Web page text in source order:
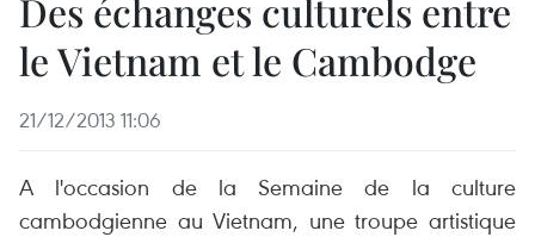
Des échanges culturels entre
le Vietnam et le Cambodge
21/12/2013 11:06
A l'occasion de la Semaine de la culture
cambodgienne au Vietnam, une troupe artistique